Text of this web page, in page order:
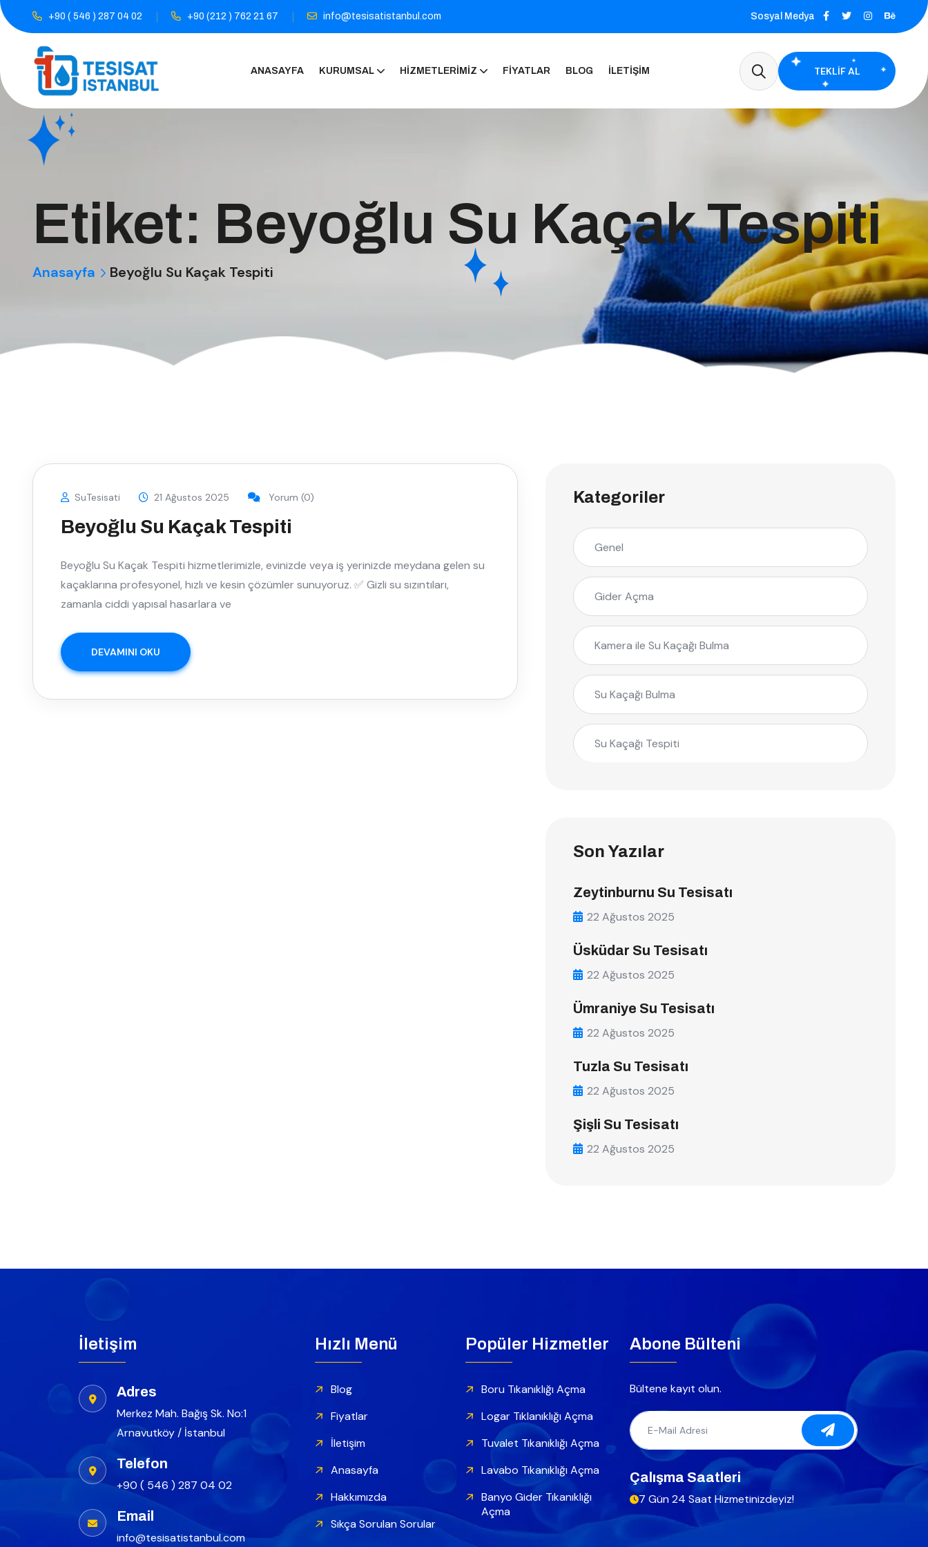
+90 ( 546 ) 287 04 02 +90 (212 ) 762 21 67 info@tesisatistanbul.com Sosyal Medya
ANASAYFA KURUMSAL HIZMETLERIMIZ FIYATLAR BLOG İLETIŞIM TEKLIF AL
Etiket: Beyoğlu Su Kaçak Tespiti
Anasayfa Beyoğlu Su Kaçak Tespiti
SuTesisati 21 Ağustos 2025 Yorum (0)
Beyoğlu Su Kaçak Tespiti
Beyoğlu Su Kaçak Tespiti hizmetlerimizle, evinizde veya iş yerinizde meydana gelen su
kaçaklarına profesyonel, hızlı ve kesin çözümler sunuyoruz. ✅ Gizli su sızıntıları,
zamanla ciddi yapısal hasarlara ve
DEVAMINI OKU
Kategoriler
Genel
Gider Açma
Kamera ile Su Kaçağı Bulma
Su Kaçağı Bulma
Su Kaçağı Tespiti
Son Yazılar
Zeytinburnu Su Tesisatı
22 Ağustos 2025
Üsküdar Su Tesisatı
22 Ağustos 2025
Ümraniye Su Tesisatı
22 Ağustos 2025
Tuzla Su Tesisatı
22 Ağustos 2025
Şişli Su Tesisatı
22 Ağustos 2025
İletişim
Adres
Merkez Mah. Bağış Sk. No:1
Arnavutköy / İstanbul
Telefon
+90 ( 546 ) 287 04 02
Email
info@tesisatistanbul.com
Hızlı Menü
Blog
Fiyatlar
İletişim
Anasayfa
Hakkımızda
Sıkça Sorulan Sorular
Popüler Hizmetler
Boru Tıkanıklığı Açma
Logar Tıklanıklığı Açma
Tuvalet Tıkanıklığı Açma
Lavabo Tıkanıklığı Açma
Banyo Gider Tıkanıklığı
Açma
Abone Bülteni
Bültene kayıt olun.
Çalışma Saatleri
7 Gün 24 Saat Hizmetinizdeyiz!